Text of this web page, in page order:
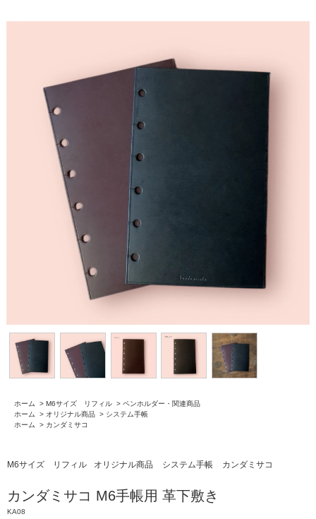
ホーム > M6サイズ リフィル > ペンホルダー・関連商品
ホーム
> オリジナル商品 > システム手帳
ホーム
> カンダミサコ
M6サイズ リフィル オリジナル商品 システム手帳 カンダミサコ
カンダミサコ M6手帳用 革下敷き
KA08